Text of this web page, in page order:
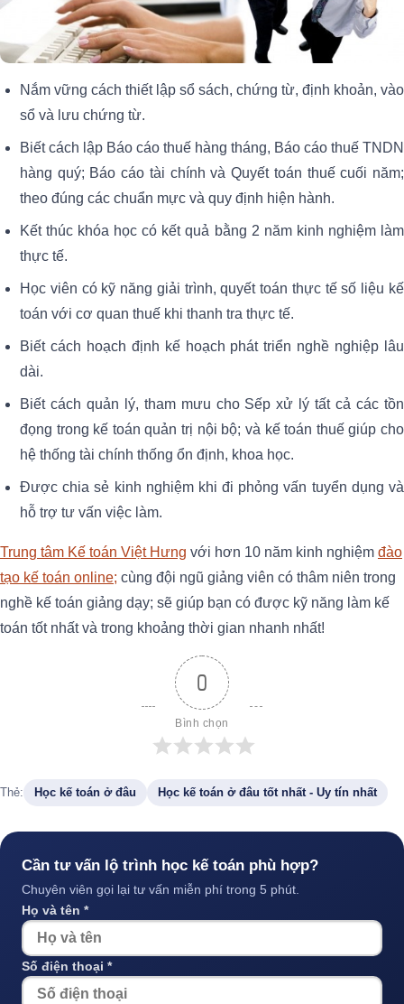
Nắm vững cách thiết lập sổ sách, chứng từ, định khoản, vào
sổ và lưu chứng từ.
Biết cách lập Báo cáo thuế hàng tháng, Báo cáo thuế TNDN
hàng quý; Báo cáo tài chính và Quyết toán thuế cuối năm;
theo đúng các chuẩn mực và quy định hiện hành.
Kết thúc khóa học có kết quả bằng 2 năm kinh nghiệm làm
thực tế.
Học viên có kỹ năng giải trình, quyết toán thực tế số liệu kế
toán với cơ quan thuế khi thanh tra thực tế.
Biết cách hoạch định kế hoạch phát triển nghề nghiệp lâu
dài.
Biết cách quản lý, tham mưu cho Sếp xử lý tất cả các tồn
đọng trong kế toán quản trị nội bộ; và kế toán thuế giúp cho
hệ thống tài chính thống ổn định, khoa học.
Được chia sẻ kinh nghiệm khi đi phỏng vấn tuyển dụng và
hỗ trợ tư vấn việc làm.
Trung tâm Kế toán Việt Hưng với hơn 10 năm kinh nghiệm đào
tạo kế toán online; cùng đội ngũ giảng viên có thâm niên trong
nghề kế toán giảng dạy; sẽ giúp bạn có được kỹ năng làm kế
toán tốt nhất và trong khoảng thời gian nhanh nhất!
0
Bình chọn
Thẻ: Học kế toán ở đâu Học kế toán ở đâu tốt nhất - Uy tín nhất
Cần tư vấn lộ trình học kế toán phù hợp?
Chuyên viên gọi lại tư vấn miễn phí trong 5 phút.
Họ và tên *
Số điện thoại *